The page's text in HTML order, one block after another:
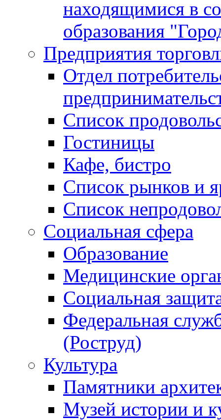
находящимися в
образования
Предприятия
Отдел
Список
Гостиницы
Кафе, бистро
Cписок рынков и
Список
Социальная сфера
Образование
Медицинские
Социальная
Федеральная
(Роструд)
Культура
Памятники
Музей истории и